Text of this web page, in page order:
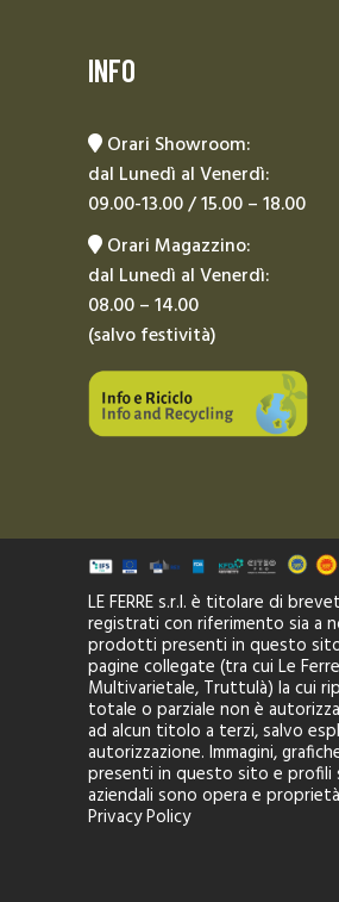
INFO
Orari Showroom:
dal Lunedì al Venerdì:
09.00-13.00 / 15.00 – 18.00
Orari Magazzino:
dal Lunedì al Venerdì:
08.00 – 14.00
(salvo festività)
LE FERRE s.r.l. è titolare di
registrati con riferimento sia a
prodotti presenti in questo
pagine collegate (tra cui Le
Multivarietale, Truttulà) la cui
totale o parziale non è
ad alcun titolo a terzi, salvo
autorizzazione. Immagini,
presenti in questo sito e profili
aziendali sono opera e proprietà
Privacy Policy